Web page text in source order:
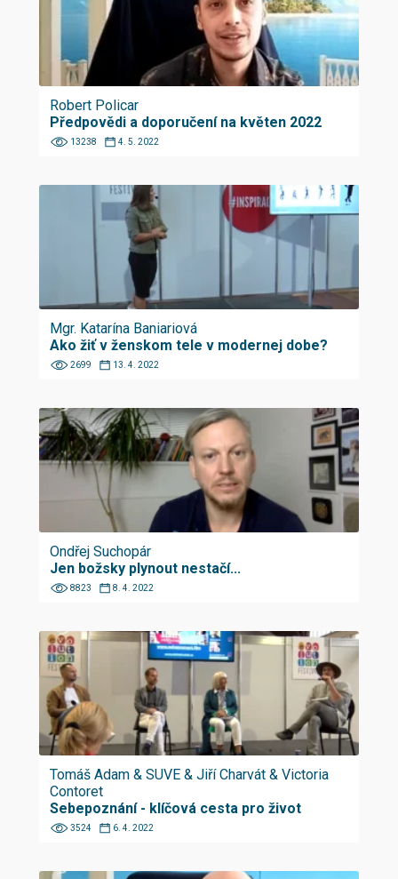
Robert Policar
Předpovědi a doporučení na květen 2022
13238 4. 5. 2022
Mgr. Katarína Baniariová
Ako žiť v ženskom tele v modernej dobe?
2699 13. 4. 2022
Ondřej Suchopár
Jen božsky plynout nestačí...
8823 8. 4. 2022
Tomáš Adam & SUVE & Jiří Charvát & Victoria
Contoret
Sebepoznání - klíčová cesta pro život
3524 6. 4. 2022